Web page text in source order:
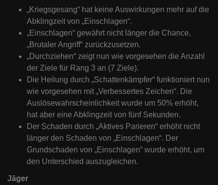
„Kriegsgesang“ hat keine Auswirkungen mehr auf die
Abklingzeit von „Einschlagen“.
„Einschlagen“ gewährt nicht länger die Chance,
„Brutaler Angriff“ zurückzusetzen.
„Durchziehen“ zeigt nun wie vorgesehen die Anzahl
der Ziele für Rang 3 an (7 Ziele).
Die Heilung durch „Schattenkämpfer“ funktioniert nun
wie vorgesehen mit „Verbessertes Zeichen“. Die
Auslösewahrscheinlichkeit wurde um 50% erhöht,
hat aber eine Abklingzeit von fünf Sekunden.
Der Schaden durch „Aktives Parieren“ erhöht nicht
länger den Schaden von „Einschlagen“. Der
Grundschaden von „Einschlagen“ wurde erhöht, um
den Unterschied auszugleichen.
Jäger